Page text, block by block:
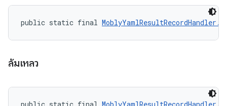
public static final
ล้มเหลว